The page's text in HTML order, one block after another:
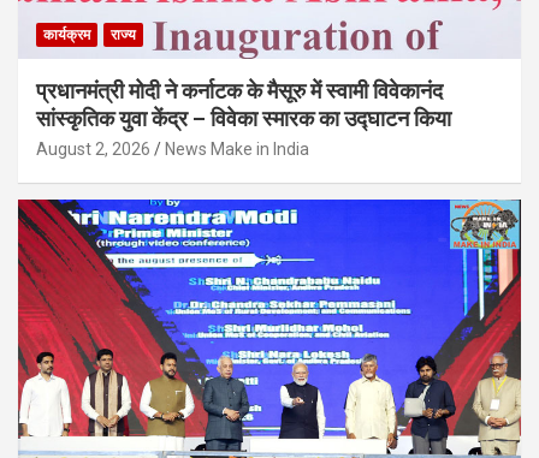
कार्यक्रम राज्य
प्रधानमंत्री मोदी ने कर्नाटक के मैसूरु में स्वामी विवेकानंद
सांस्कृतिक युवा केंद्र – विवेका स्मारक का उद्घाटन किया
August 2, 2026 News Make in India